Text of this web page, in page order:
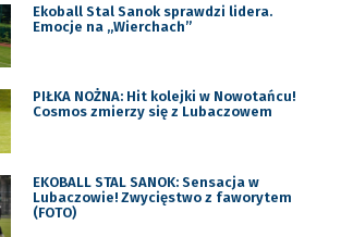
Ekoball Stal Sanok sprawdzi lidera.
Emocje na „Wierchach”
PIŁKA NOŻNA: Hit kolejki w Nowotańcu!
Cosmos zmierzy się z Lubaczowem
EKOBALL STAL SANOK: Sensacja w
Lubaczowie! Zwycięstwo z faworytem
(FOTO)